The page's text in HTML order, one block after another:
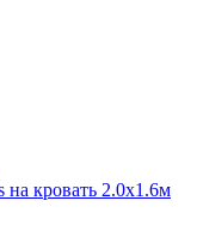
на кровать 2.0х1.6м